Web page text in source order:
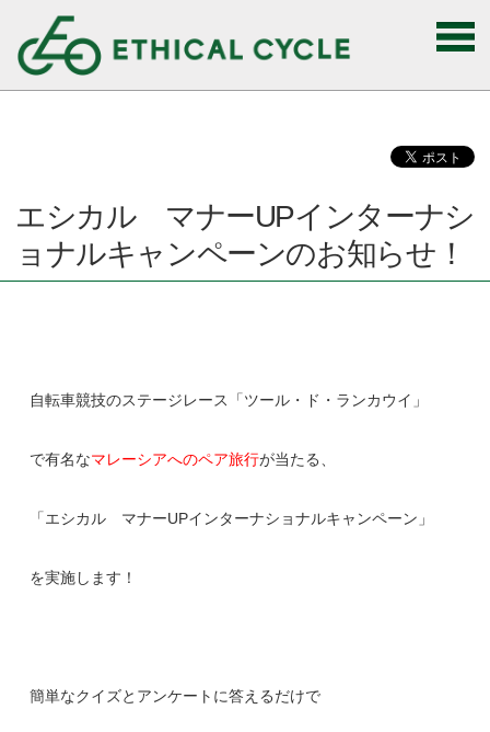
エシカル マナーUPインターナシ
ョナルキャンペーンのお知らせ！
自転車競技のステージレース「ツール・ド・ランカウイ」
で有名なマレーシアへのペア旅行が当たる、
「エシカル マナーUPインターナショナルキャンペーン」
を実施します！
簡単なクイズとアンケートに答えるだけで